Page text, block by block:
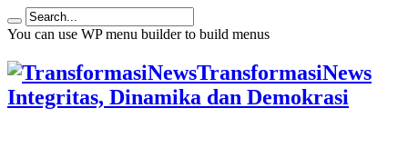
You can use WP menu builder to build menus
TransformasiNews
Integritas, Dinamika dan Demokrasi